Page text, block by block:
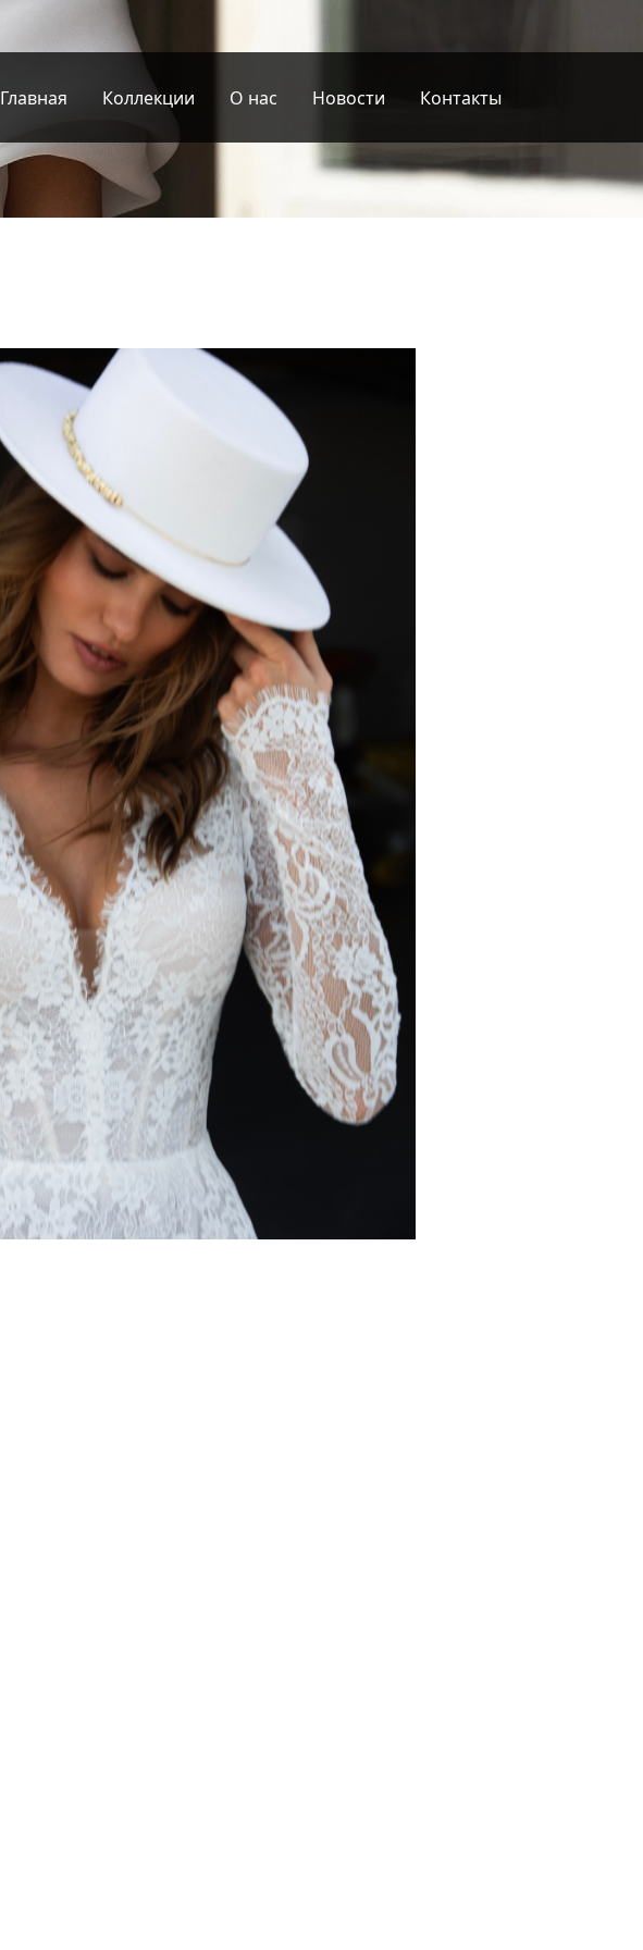
Главная Коллекции О нас Новости Контакты